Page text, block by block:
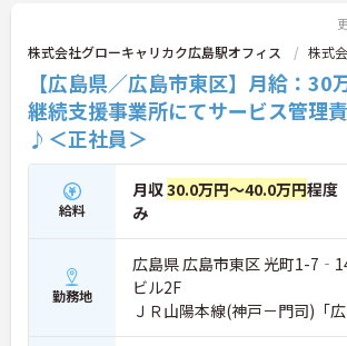
株式会社グローキャリカク広島駅オフィス 株式
【広島県／広島市東区】月給：
継続支援事業所にてサービス管理
♪＜正社員＞
給料
月収30.0万円～40.0万円程
み
勤務地
広島県 広島市東区 光町1-
ビル2F
ＪＲ山陽本線(神戸－門司)「
分